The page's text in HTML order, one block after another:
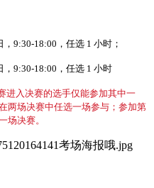
9:30-18:00，任选 1 小时；
9:30-18:00，任选 1 小时
进入决赛的选手仅能参加其中一
两场决赛中任选一场参与；参加第
场决赛。